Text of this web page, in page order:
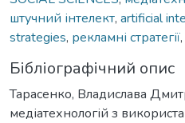
штучний інтелект, artificial
strategies, рекламні стратегії,
Бібліографічний опис
Тарасенко, Владислава
медіатехнологій з